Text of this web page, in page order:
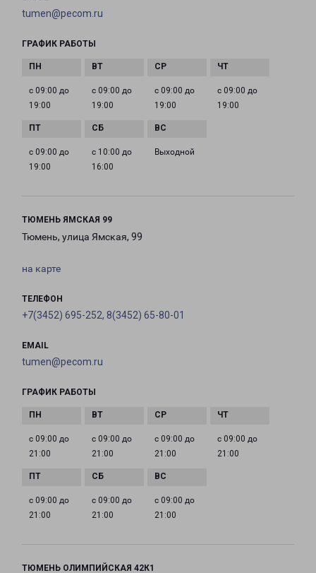
tumen@pecom.ru
ГРАФИК РАБОТЫ
с 09:00 до
19:00
с 09:00 до
19:00
с 09:00 до
19:00
с 09:00 до
19:00
с 09:00 до
19:00
с 10:00 до
16:00
Выходной
ТЮМЕНЬ ЯМСКАЯ 99
Тюмень, улица Ямская, 99
на карте
ТЕЛЕФОН
+7(3452) 695-252, 8(3452) 65-80-01
EMAIL
tumen@pecom.ru
ГРАФИК РАБОТЫ
с 09:00 до
21:00
с 09:00 до
21:00
с 09:00 до
21:00
с 09:00 до
21:00
с 09:00 до
21:00
с 09:00 до
21:00
с 09:00 до
21:00
ТЮМЕНЬ ОЛИМПИЙСКАЯ 42К1